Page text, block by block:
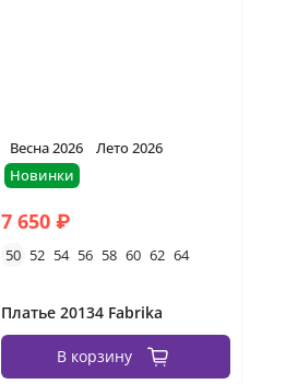
Весна 2026
Лето 2026
Новинки
7 650 ₽
50 52 54 56 58 60 62 64
Платье 20134 Fabrika
В корзину